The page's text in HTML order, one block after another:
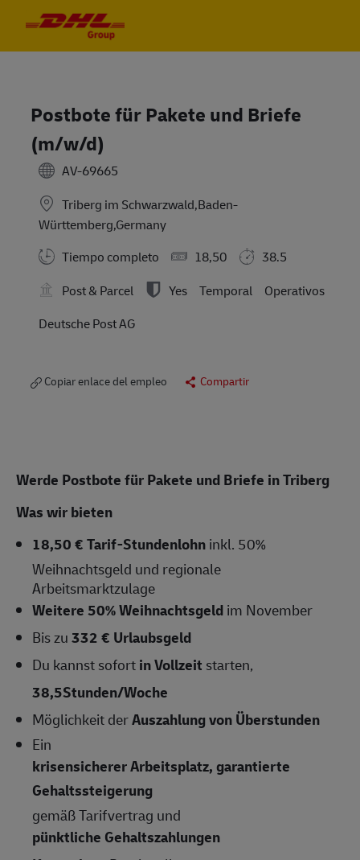
Postbote für Pakete und Briefe
(m/w/d)
AV-69665
Triberg im Schwarzwald,Baden-
Württemberg,Germany
Tiempo completo
18,50
38.5
Post & Parcel
Yes Temporal
Operativos
Deutsche Post AG
Copiar enlace del empleo Compartir
Werde Postbote für Pakete und Briefe in Triberg
Was wir bieten
18,50 € Tarif-Stundenlohninkl. 50%
Weihnachtsgeld und regionale
Arbeitsmarktzulage
Weitere 50% Weihnachtsgeldim November
Bis zu332 € Urlaubsgeld
Du kannst sofortin Vollzeit starten,
38,5Stunden/Woche
Möglichkeit derAuszahlung von Überstunden
Ein
krisensicherer Arbeitsplatz, garantierte
Gehaltssteigerung
gemäß Tarifvertrag und
pünktliche Gehaltszahlungen